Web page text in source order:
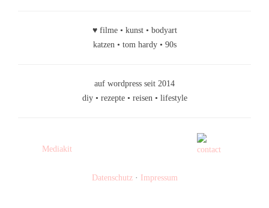
♥ filme • kunst • bodyart
katzen • tom hardy • 90s
auf wordpress seit 2014
diy • rezepte • reisen • lifestyle
Mediakit
Datenschutz· Impressum